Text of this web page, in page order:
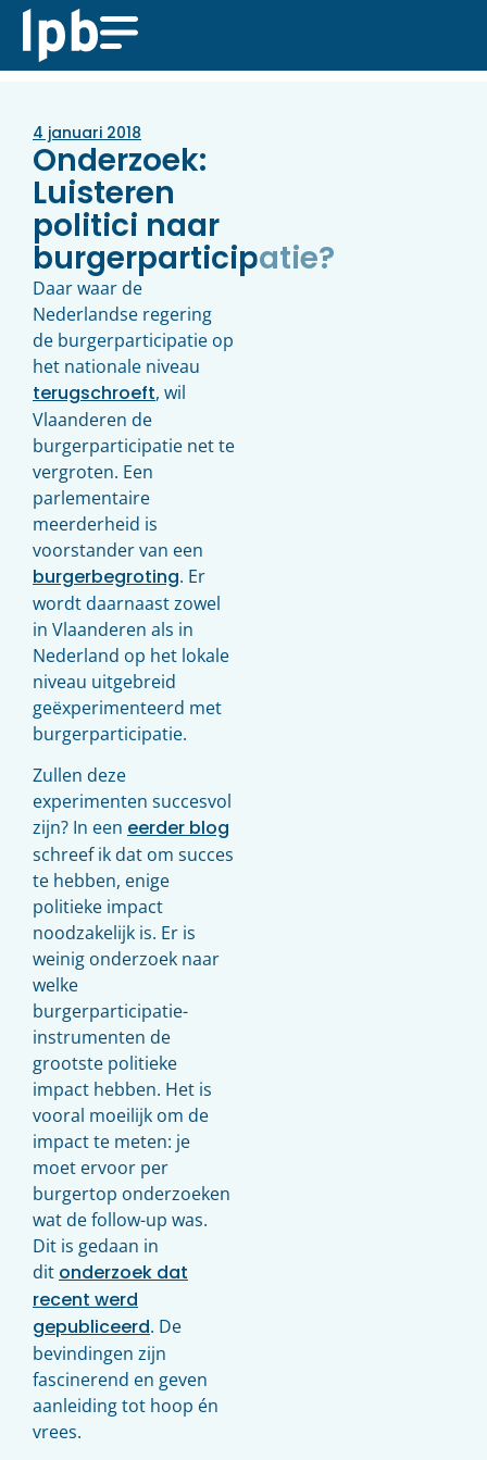
4 januari 2018
Onderzoek:
Luisteren
politici naar
burgerparticipatie?
Daar waar de
Nederlandse regering
de burgerparticipatie op
het nationale niveau
terugschroeft, wil
Vlaanderen de
burgerparticipatie net te
vergroten. Een
parlementaire
meerderheid is
voorstander van een
burgerbegroting. Er
wordt daarnaast zowel
in Vlaanderen als in
Nederland op het lokale
niveau uitgebreid
geëxperimenteerd met
burgerparticipatie.
Zullen deze
experimenten succesvol
zijn? In een eerder blog
schreef ik dat om succes
te hebben, enige
politieke impact
noodzakelijk is. Er is
weinig onderzoek naar
welke
burgerparticipatie-
instrumenten de
grootste politieke
impact hebben. Het is
vooral moeilijk om de
impact te meten: je
moet ervoor per
burgertop onderzoeken
wat de follow-up was.
Dit is gedaan in
dit onderzoek dat
recent werd
gepubliceerd. De
bevindingen zijn
fascinerend en geven
aanleiding tot hoop én
vrees.